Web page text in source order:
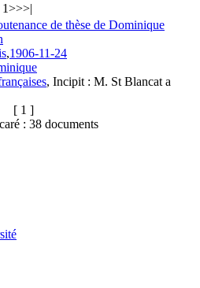
>>>|
de thèse de Dominique
,1906-11-24
, Incipit : M. St Blancat a
[ 1 ]
: 38 documents